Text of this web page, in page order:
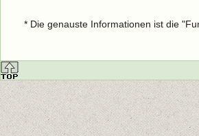
* Die genauste Informationen ist die